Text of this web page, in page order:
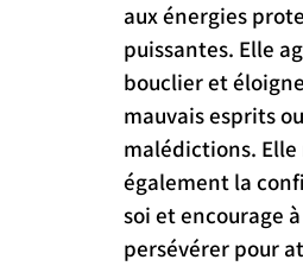
aux énergies
puissantes. Elle
bouclier et
mauvais esprits
malédictions.
également la
soi et encourage à
persévérer pour